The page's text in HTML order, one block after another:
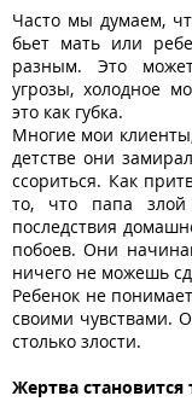
Часто мы думаем,
бьет мать или
разным. Это
угрозы, холодное
это как губка.
Многие мои
детстве они
ссориться. Как
то, что папа злой
последствия
побоев. Они
ничего не можешь
Ребенок не
своими чувствами.
столько злости.
Жертва становится